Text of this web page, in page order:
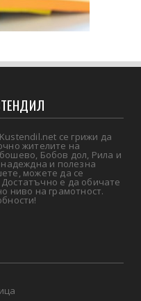
се грижи да
жителите на
Бобов дол, Рила и
и полезна
можете да се
е да обичате
ниво на грамотност.